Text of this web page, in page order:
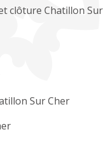
clôture Chatillon Sur
Sur Cher